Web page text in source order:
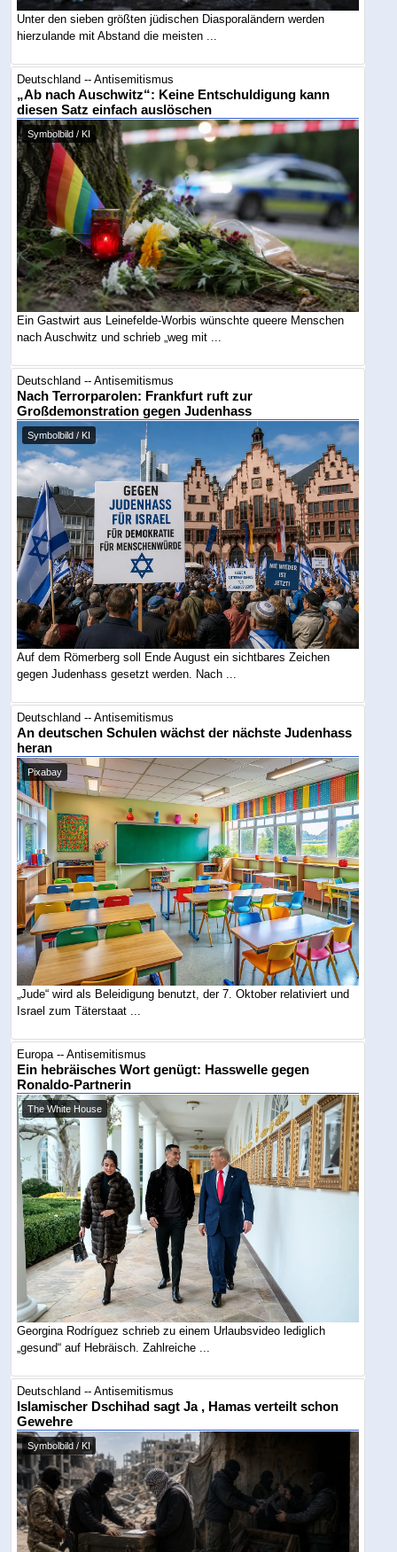
Unter den sieben größten jüdischen Diasporaländern werden
hierzulande mit Abstand die meisten ...
Deutschland -- Antisemitismus
„Ab nach Auschwitz“: Keine Entschuldigung kann
diesen Satz einfach auslöschen
Symbolbild / KI
Ein Gastwirt aus Leinefelde-Worbis wünschte queere Menschen
nach Auschwitz und schrieb „weg mit ...
Deutschland -- Antisemitismus
Nach Terrorparolen: Frankfurt ruft zur
Großdemonstration gegen Judenhass
Symbolbild / KI
Auf dem Römerberg soll Ende August ein sichtbares Zeichen
gegen Judenhass gesetzt werden. Nach ...
Deutschland -- Antisemitismus
An deutschen Schulen wächst der nächste Judenhass
heran
Pixabay
„Jude“ wird als Beleidigung benutzt, der 7. Oktober relativiert und
Israel zum Täterstaat ...
Europa -- Antisemitismus
Ein hebräisches Wort genügt: Hasswelle gegen
Ronaldo-Partnerin
The White House
Georgina Rodríguez schrieb zu einem Urlaubsvideo lediglich
„gesund“ auf Hebräisch. Zahlreiche ...
Deutschland -- Antisemitismus
Islamischer Dschihad sagt Ja , Hamas verteilt schon
Gewehre
Symbolbild / KI